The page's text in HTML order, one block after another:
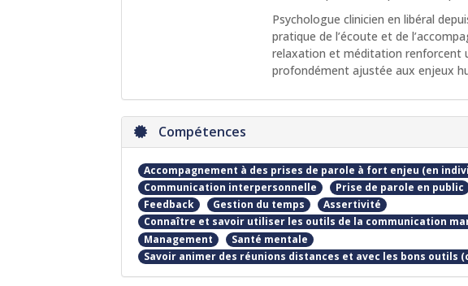
Psychologue clinicien en libéral
pratique de l’écoute et de
relaxation et méditation renforcent
profondément ajustée aux enjeux
Compétences
Accompagnement à des prises de parole à fort enjeu (en
Communication interpersonnelle
Prise de parole en public
Feedback
Gestion du temps
Assertivité
Connaître et savoir utiliser les outils de la communication
Management
Santé mentale
Savoir animer des réunions distances et avec les bons outils